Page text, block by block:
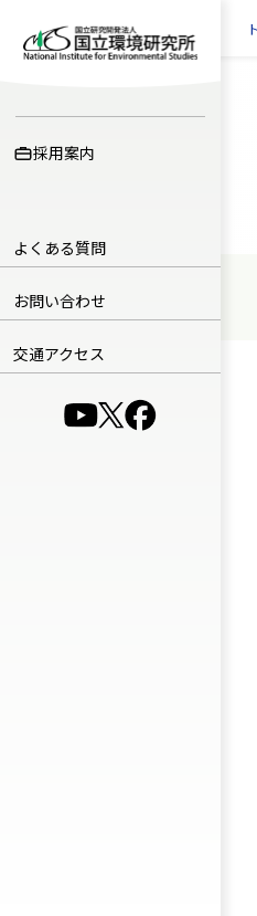
採用案内
よくある質問
お問い合わせ
交通アクセス
（別ウインドウで開
（別ウインドウ
（別ウイン